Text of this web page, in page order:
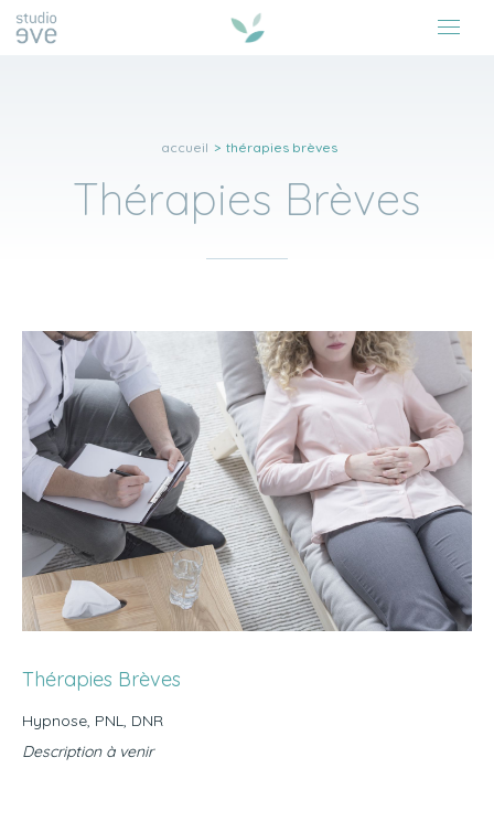
accueil > thérapies brèves
Thérapies Brèves
Thérapies Brèves
Hypnose, PNL, DNR
Description à venir